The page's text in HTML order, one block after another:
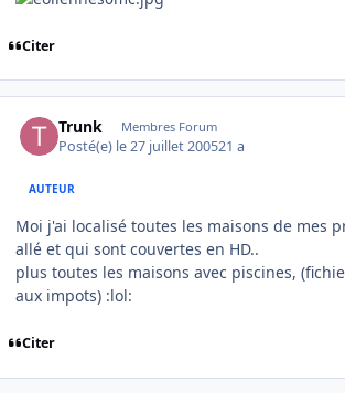
Citer
Trunk Membres Forum
Posté(e) le 27 juillet 200521 a
AUTEUR
Moi j'ai localisé toutes les maisons de mes
allé et qui sont couvertes en HD..
plus toutes les maisons avec piscines,
aux impots) :lol:
Citer